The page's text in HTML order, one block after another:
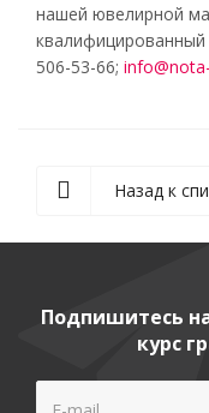
нашей ювелирной
квалифицированный
506-53-66;
Назад к
Подпишитесь
курс